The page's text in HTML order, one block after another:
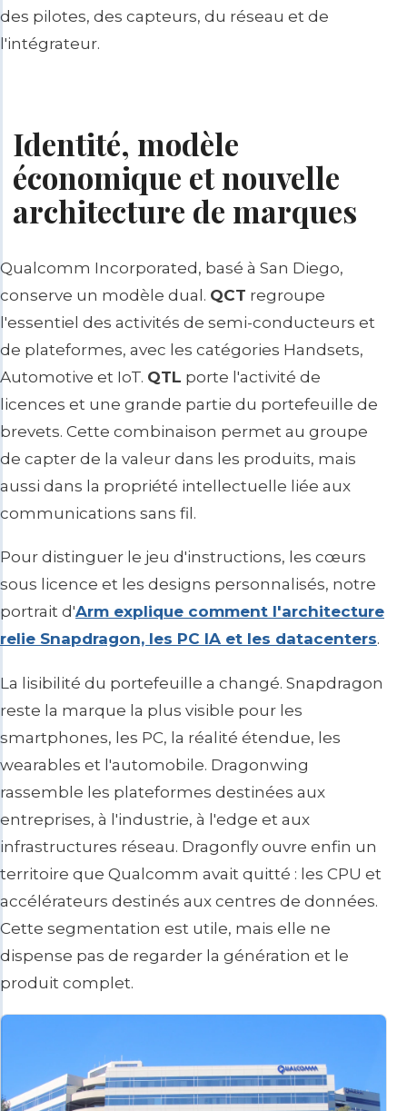
des pilotes, des capteurs, du réseau et de
l'intégrateur.
Identité, modèle
économique et nouvelle
architecture de marques
Qualcomm Incorporated, basé à San Diego,
conserve un modèle dual. QCT regroupe
l'essentiel des activités de semi-conducteurs et
de plateformes, avec les catégories Handsets,
Automotive et IoT. QTL porte l'activité de
licences et une grande partie du portefeuille de
brevets. Cette combinaison permet au groupe
de capter de la valeur dans les produits, mais
aussi dans la propriété intellectuelle liée aux
communications sans fil.
Pour distinguer le jeu d'instructions, les cœurs
sous licence et les designs personnalisés, notre
portrait d'Arm explique comment l'architecture
relie Snapdragon, les PC IA et les datacenters.
La lisibilité du portefeuille a changé. Snapdragon
reste la marque la plus visible pour les
smartphones, les PC, la réalité étendue, les
wearables et l'automobile. Dragonwing
rassemble les plateformes destinées aux
entreprises, à l'industrie, à l'edge et aux
infrastructures réseau. Dragonfly ouvre enfin un
territoire que Qualcomm avait quitté : les CPU et
accélérateurs destinés aux centres de données.
Cette segmentation est utile, mais elle ne
dispense pas de regarder la génération et le
produit complet.